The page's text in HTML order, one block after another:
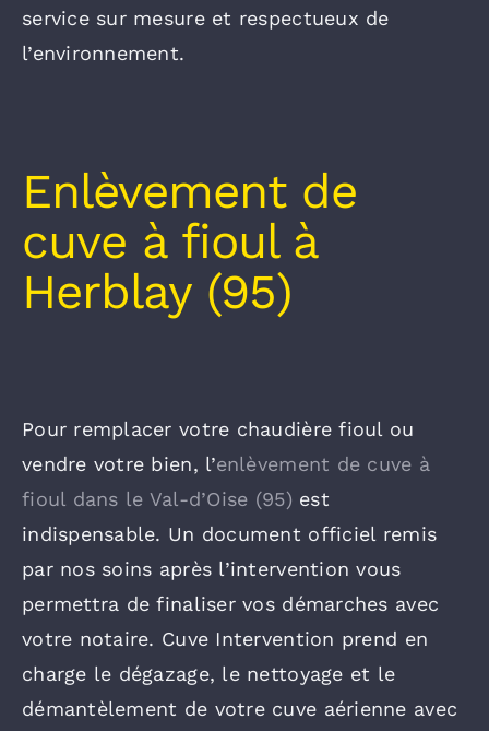
service sur mesure et respectueux de
l’environnement.
Enlèvement de
cuve à fioul à
Herblay (95)
Pour remplacer votre chaudière fioul ou
vendre votre bien, l’enlèvement de cuve à
fioul dans le Val-d’Oise (95) est
indispensable. Un document officiel remis
par nos soins après l’intervention vous
permettra de finaliser vos démarches avec
votre notaire. Cuve Intervention prend en
charge le dégazage, le nettoyage et le
démantèlement de votre cuve aérienne avec